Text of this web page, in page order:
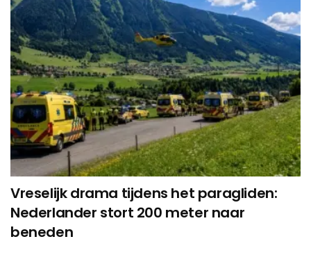
Vreselijk drama tijdens het paragliden:
Nederlander stort 200 meter naar
beneden